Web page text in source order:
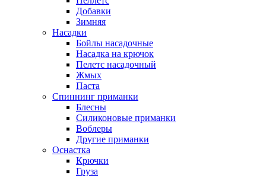
Добавки
Зимняя
Насадки
Бойлы насадочные
Насадка на крючок
Пелетс насадочный
Жмых
Паста
Спиннинг приманки
Блесны
Силиконовые приманки
Воблеры
Другие приманки
Оснастка
Крючки
Груза